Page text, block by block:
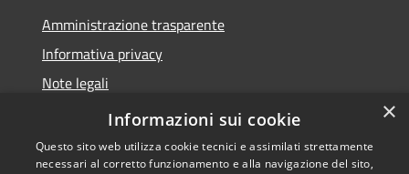
Amministrazione trasparente
Informativa privacy
Note legali
Dichiarazione di accessibilità
×
Informazioni sui cookie
Questo sito web utilizza cookie tecnici e assimilati strettamente
necessari al corretto funzionamento e alla navigazione del sito,